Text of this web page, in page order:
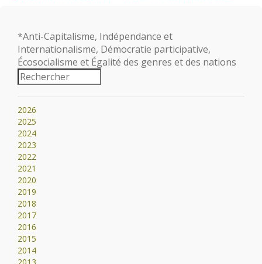
*Anti-Capitalisme, Indépendance et
Internationalisme, Démocratie participative,
Écosocialisme et Égalité des genres et des nations
2026
2025
2024
2023
2022
2021
2020
2019
2018
2017
2016
2015
2014